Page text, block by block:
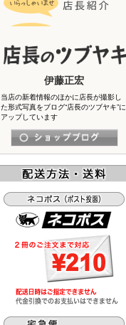
伊藤正宏
当店の新着情報のほかに店長が撮影し
た形式写真をブログ“店長のツブヤキ”に
アップしています